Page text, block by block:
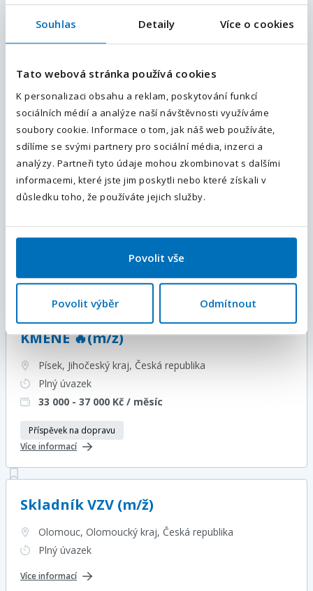
Souhlas Detaily Více o cookies
Tato webová stránka používá cookies
K personalizaci obsahu a reklam, poskytování funkcí
sociálních médií a analýze naší návštěvnosti využíváme
soubory cookie. Informace o tom, jak náš web používáte,
sdílíme se svými partnery pro sociální média, inzerci a
analýzy. Partneři tyto údaje mohou zkombinovat s dalšími
informacemi, které jste jim poskytli nebo které získali v
důsledku toho, že používáte jejich služby.
Povolit vše
Povolit výběr Odmítnout
průkazem. Mzda až 38700 Kč. (m/ž)
33 700 - 38 700Kč / měsíc
Více informací
Koordinátor/ka importní logistiky |
Flexibilní pracovní doba
Pardubice, Pardubický kraj, Česká republika
38 000 - 44 000Kč / měsíc
Skladník/Manipulant 🔥NÁSTUP DO
KMENE 🔥(m/ž)
Písek, Jihočeský kraj, Česká republika
Plný úvazek
33 000 - 37 000 Kč / měsíc
Příspěvek na dopravu
Více informací
Skladník VZV (m/ž)
Olomouc, Olomoucký kraj, Česká republika
Plný úvazek
Více informací
E-mailová adresa
Váš telefon*
Předvolba
Odesláním souhlasíte sezpracováním osobních údajů.
Odeslat